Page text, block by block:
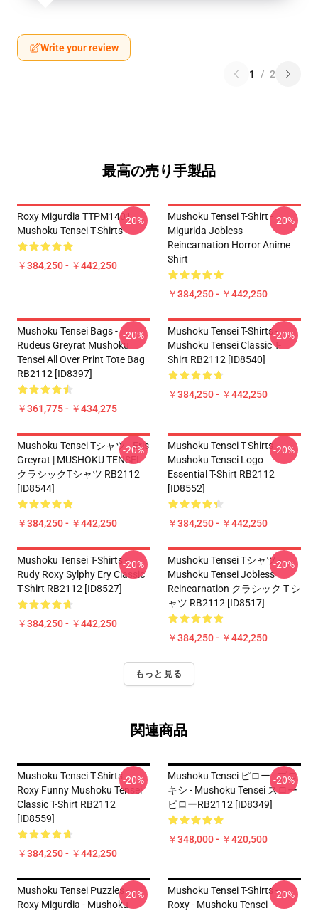
Write your review
1 / 2
最高の売り手製品
Roxy Migurdia TTPM1401
Mushoku Tensei T-Shirts
￥384,250 - ￥442,250
-20%
Mushoku Tensei T-Shirt -
Migurida Jobless
Reincarnation Horror Anime
Shirt
￥384,250 - ￥442,250
-20%
Mushoku Tensei Bags -
Rudeus Greyrat Mushoku
Tensei All Over Print Tote Bag
RB2112 [ID8397]
￥361,775 - ￥434,275
-20%
Mushoku Tensei T-Shirts -
Mushoku Tensei Classic T-
Shirt RB2112 [ID8540]
￥384,250 - ￥442,250
-20%
Mushoku Tensei Tシャツ - Eris
Greyrat | MUSHOKU TENSEI
クラシックTシャツ RB2112
[ID8544]
￥384,250 - ￥442,250
-20%
Mushoku Tensei T-Shirts -
Mushoku Tensei Logo
Essential T-Shirt RB2112
[ID8552]
￥384,250 - ￥442,250
-20%
Mushoku Tensei T-Shirts -
Rudy Roxy Sylphy Ery Classic
T-Shirt RB2112 [ID8527]
￥384,250 - ￥442,250
-20%
Mushoku Tensei Tシャツ -
Mushoku Tensei Jobless
Reincarnation クラシック T シ
ャツ RB2112 [ID8517]
￥384,250 - ￥442,250
-20%
もっと見る
関連商品
Mushoku Tensei T-Shirts -
Roxy Funny Mushoku Tensei
Classic T-Shirt RB2112
[ID8559]
￥384,250 - ￥442,250
-20%
Mushoku Tensei ピロー - プロ
キシ - Mushoku Tensei スロー
ピローRB2112 [ID8349]
￥348,000 - ￥420,500
-20%
Mushoku Tensei Puzzles -
Roxy Migurdia - Mushoku
-20%
Mushoku Tensei T-Shirts -
Roxy - Mushoku Tensei
-20%